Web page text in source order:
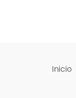
Inicio